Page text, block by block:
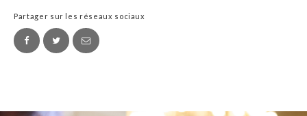
Partager sur les réseaux sociaux